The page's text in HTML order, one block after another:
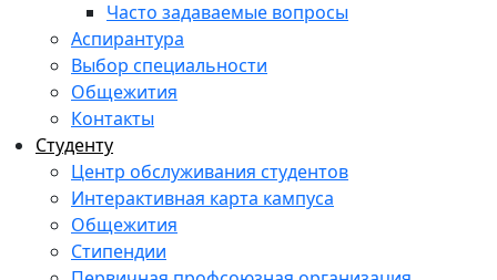
Часто задаваемые вопросы
Аспирантура
Выбор специальности
Общежития
Контакты
Студенту
Центр обслуживания студентов
Интерактивная карта кампуса
Общежития
Стипендии